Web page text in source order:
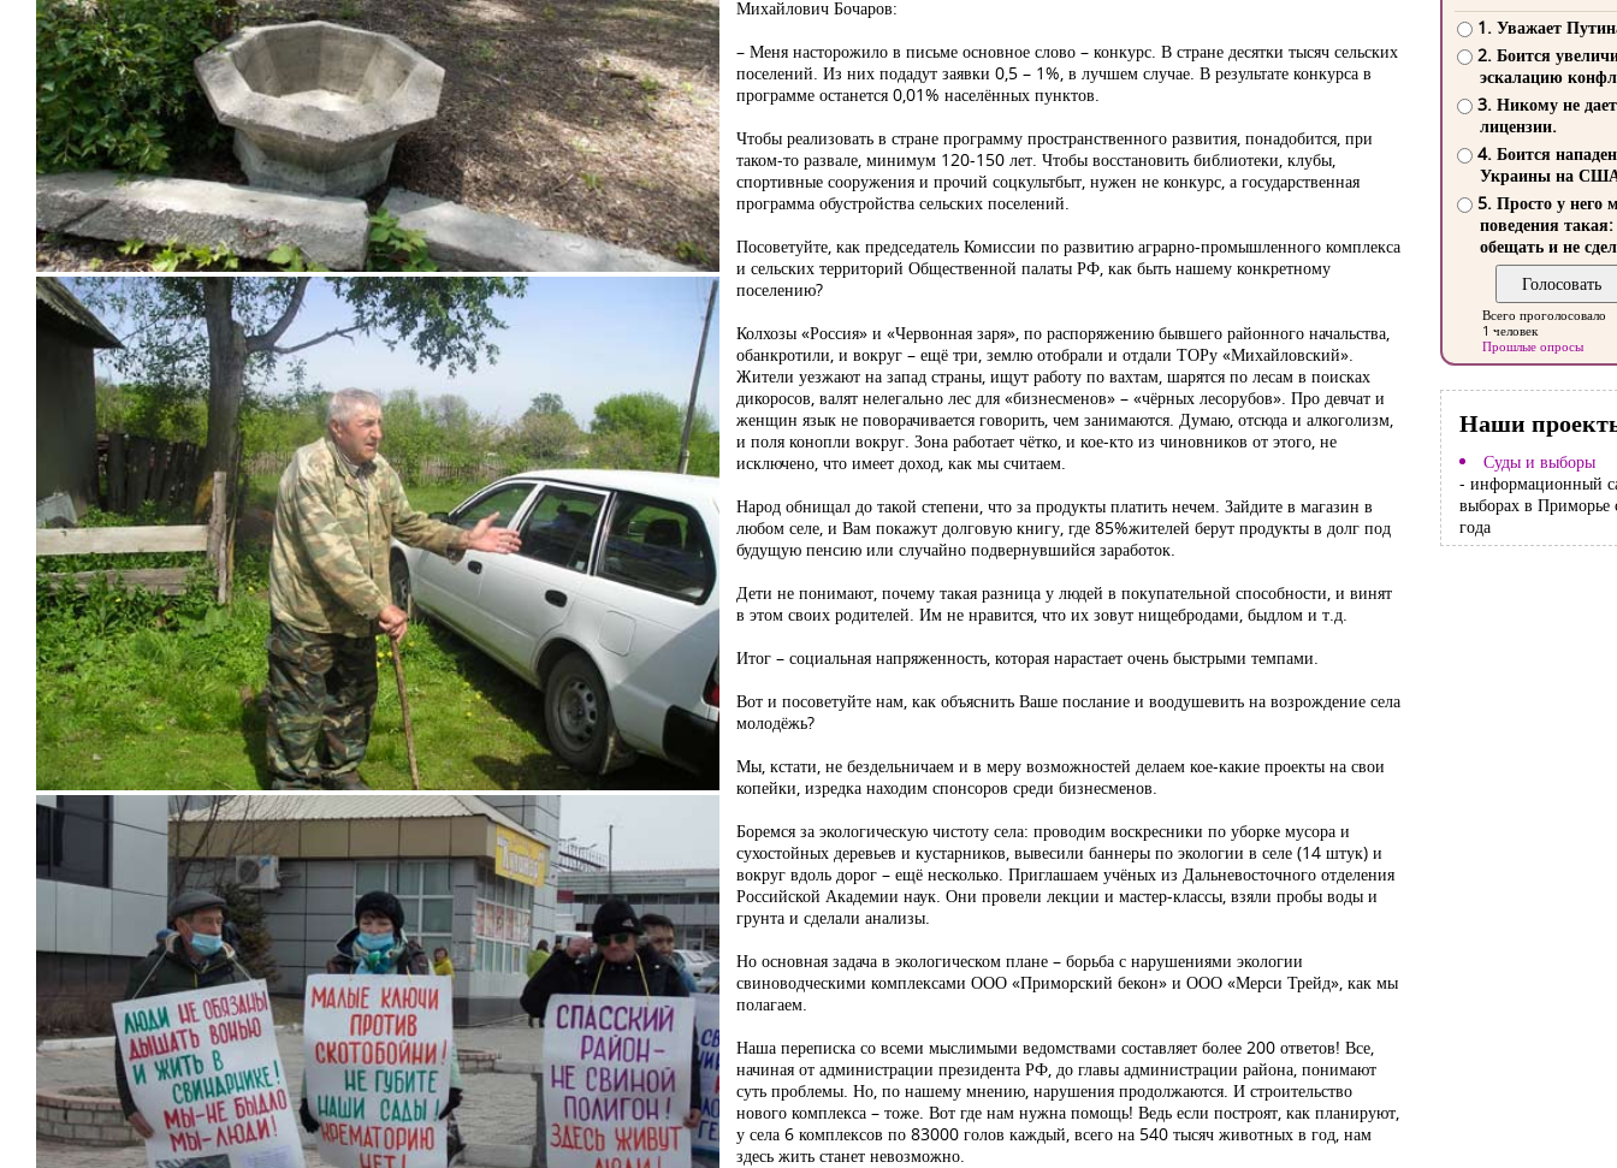
Михайлович Бочаров:
– Меня насторожило в письме основное слово – конкурс. В стране десятки тысяч сельских
поселений. Из них подадут заявки 0,5 – 1%, в лучшем случае. В результате конкурса в
программе останется 0,01% населённых пунктов.
Чтобы реализовать в стране программу пространственного развития, понадобится, при
таком-то развале, минимум 120-150 лет. Чтобы восстановить библиотеки, клубы,
спортивные сооружения и прочий соцкультбыт, нужен не конкурс, а государственная
программа обустройства сельских поселений.
Посоветуйте, как председатель Комиссии по развитию аграрно-промышленного комплекса
и сельских территорий Общественной палаты РФ, как быть нашему конкретному
поселению?
Колхозы «Россия» и «Червонная заря», по распоряжению бывшего районного начальства,
обанкротили, и вокруг – ещё три, землю отобрали и отдали ТОРу «Михайловский».
Жители уезжают на запад страны, ищут работу по вахтам, шарятся по лесам в поисках
дикоросов, валят нелегально лес для «бизнесменов» – «чёрных лесорубов». Про девчат и
женщин язык не поворачивается говорить, чем занимаются. Думаю, отсюда и алкоголизм,
и поля конопли вокруг. Зона работает чётко, и кое-кто из чиновников от этого, не
исключено, что имеет доход, как мы считаем.
Народ обнищал до такой степени, что за продукты платить нечем. Зайдите в магазин в
любом селе, и Вам покажут долговую книгу, где 85%жителей берут продукты в долг под
будущую пенсию или случайно подвернувшийся заработок.
Дети не понимают, почему такая разница у людей в покупательной способности, и винят
в этом своих родителей. Им не нравится, что их зовут нищебродами, быдлом и т.д.
Итог – социальная напряженность, которая нарастает очень быстрыми темпами.
Вот и посоветуйте нам, как объяснить Ваше послание и воодушевить на возрождение села
молодёжь?
Мы, кстати, не бездельничаем и в меру возможностей делаем кое-какие проекты на свои
копейки, изредка находим спонсоров среди бизнесменов.
Боремся за экологическую чистоту села: проводим воскресники по уборке мусора и
сухостойных деревьев и кустарников, вывесили баннеры по экологии в селе (14 штук) и
вокруг вдоль дорог – ещё несколько. Приглашаем учёных из Дальневосточного отделения
Российской Академии наук. Они провели лекции и мастер-классы, взяли пробы воды и
грунта и сделали анализы.
Но основная задача в экологическом плане – борьба с нарушениями экологии
свиноводческими комплексами ООО «Приморский бекон» и ООО «Мерси Трейд», как мы
полагаем.
Наша переписка со всеми мыслимыми ведомствами составляет более 200 ответов! Все,
начиная от администрации президента РФ, до главы администрации района, понимают
суть проблемы. Но, по нашему мнению, нарушения продолжаются. И строительство
нового комплекса – тоже. Вот где нам нужна помощь! Ведь если построят, как планируют,
у села 6 комплексов по 83000 голов каждый, всего на 540 тысяч животных в год, нам
здесь жить станет невозможно.
1. Уважает
2. Боится
эскалацию
3. Никому не
лицензии.
4. Боится
Украины на
5. Просто у него
поведения такая:
обещать и не
Всего проголосовало
1 человек
Прошлые опросы
Наши
Суды и выборы
- информационный
выборах в Приморье
года